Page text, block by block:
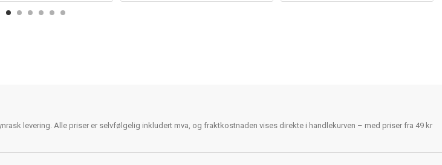
levering. Alle priser er selvfølgelig inkludert mva, og fraktkostnaden vises direkte i handlekurven – med priser fra 49 kr